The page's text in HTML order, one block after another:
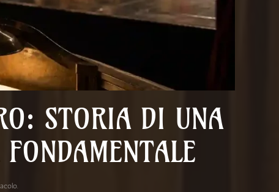
STORIA DI UNA
.